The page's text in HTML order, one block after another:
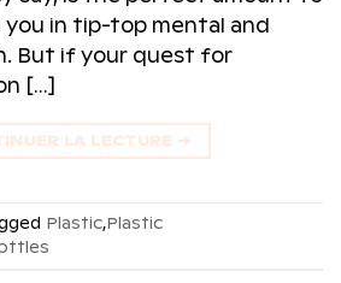
you in tip-top mental and
But if your quest for
[…]
LA LECTURE →
Plastic,Plastic